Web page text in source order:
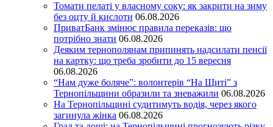
Томати пелаті у власному соку: як закрити на зиму
без оцту й кислоти 06.08.2026
ПриватБанк змінює правила переказів: що
потрібно знати 06.08.2026
Деяким тернополянам припинять надсилати пенсії
на картку: що треба зробити до 15 вересня
06.08.2026
“Нам дуже боляче”: волонтерів “На Щиті” з
Тернопільщини образили та зневажили 06.08.2026
На Тернопільщині судитимуть водія, через якого
загинула жінка 06.08.2026